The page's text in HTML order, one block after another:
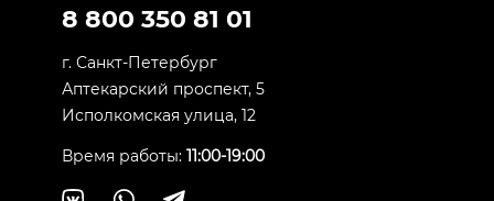
8 800 350 81 01
г. Санкт-Петербург
Аптекарский проспект, 5
Исполкомская улица, 12
Время работы: 11:00-19:00